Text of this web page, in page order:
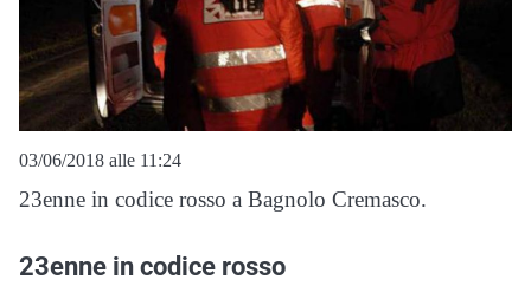
03/06/2018 alle 11:24
23enne in codice rosso a Bagnolo Cremasco.
23enne in codice rosso